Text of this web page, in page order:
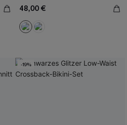
48,00 €
-19%